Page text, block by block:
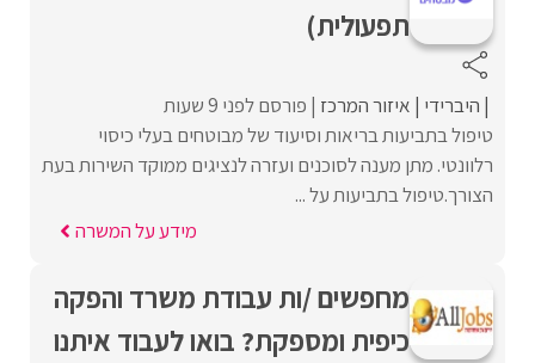
תפעולית)
היברידי איזור המרכז פורסם לפני 9 שעות
טיפול בתביעות בריאות וסיעוד של מבוטחים בעלי כיסוי
רלוונטי. מתן מענה לסוכנים ועזרה לנציגים ממוקד השירות בעת
הצורך.טיפול בתביעות על ...
מידע על המשרה
מחפשים /ות עבודת משרד והפקה
כיפית ומספקת? בואו לעבוד איתנו